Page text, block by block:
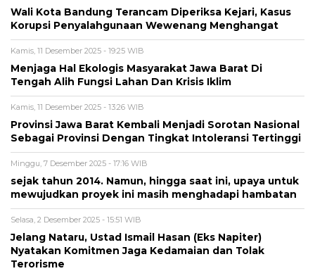
Wali Kota Bandung Terancam Diperiksa Kejari, Kasus
Korupsi Penyalahgunaan Wewenang Menghangat
Kamis, 11 Desember 2025 - 19:25 WIB
Menjaga Hal Ekologis Masyarakat Jawa Barat Di
Tengah Alih Fungsi Lahan Dan Krisis Iklim
Kamis, 11 Desember 2025 - 13:26 WIB
Provinsi Jawa Barat Kembali Menjadi Sorotan Nasional
Sebagai Provinsi Dengan Tingkat Intoleransi Tertinggi
Minggu, 7 Desember 2025 - 17:16 WIB
sejak tahun 2014. Namun, hingga saat ini, upaya untuk
mewujudkan proyek ini masih menghadapi hambatan
Selasa, 2 Desember 2025 - 15:51 WIB
Jelang Nataru, Ustad Ismail Hasan (Eks Napiter)
Nyatakan Komitmen Jaga Kedamaian dan Tolak
Terorisme